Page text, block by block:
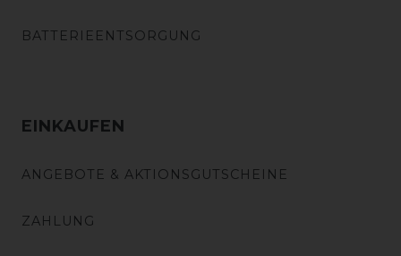
BATTERIEENTSORGUNG
EINKAUFEN
ANGEBOTE & AKTIONSGUTSCHEINE
ZAHLUNG